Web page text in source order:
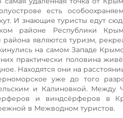
есть
И знающие туристы едут
районе Республики
являются туризм,
на самом Западе
практически половина
Находятся они на
уже до того
и Калиновкой. Между
и виндсёрферов в
в Межводном туристов.